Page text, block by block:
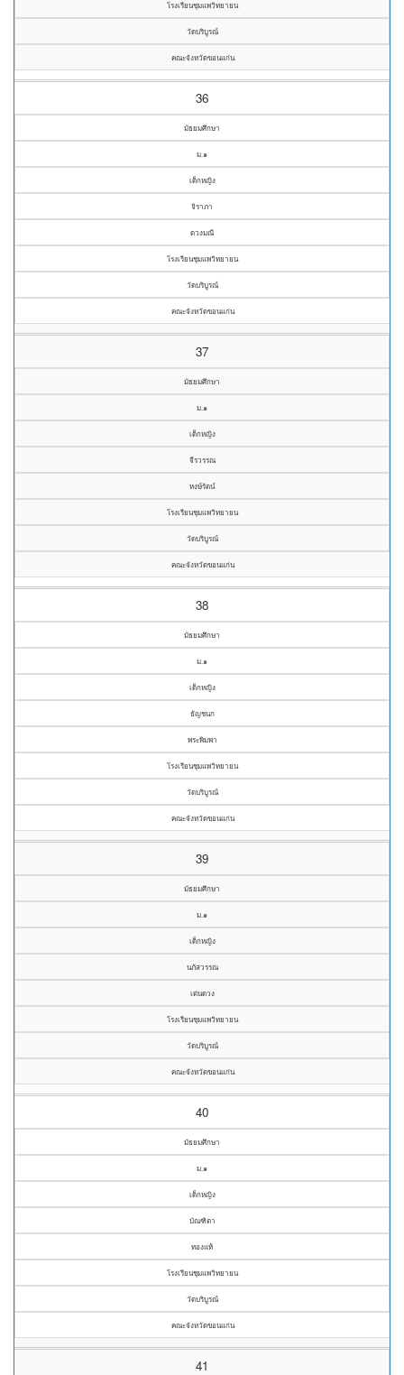
โรงเรียนชุมแพวิทยายน
วัดบริบูรณ์
คณะจังหวัดขอนแก่น
36
มัธยมศึกษา
ม.๑
เด็กหญิง
จิราภา
ดวงมณี
โรงเรียนชุมแพวิทยายน
วัดบริบูรณ์
คณะจังหวัดขอนแก่น
37
มัธยมศึกษา
ม.๑
เด็กหญิง
จีรวรรณ
หงษ์รัตน์
โรงเรียนชุมแพวิทยายน
วัดบริบูรณ์
คณะจังหวัดขอนแก่น
38
มัธยมศึกษา
ม.๑
เด็กหญิง
ธัญชนก
พระพิมพา
โรงเรียนชุมแพวิทยายน
วัดบริบูรณ์
คณะจังหวัดขอนแก่น
39
มัธยมศึกษา
ม.๑
เด็กหญิง
นภัสวรรณ
เด่นดวง
โรงเรียนชุมแพวิทยายน
วัดบริบูรณ์
คณะจังหวัดขอนแก่น
40
มัธยมศึกษา
ม.๑
เด็กหญิง
บัณฑิตา
ทองแท้
โรงเรียนชุมแพวิทยายน
วัดบริบูรณ์
คณะจังหวัดขอนแก่น
41